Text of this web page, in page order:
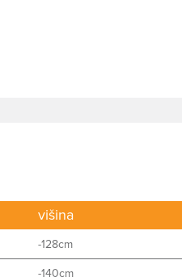
višina
-128cm
-140cm